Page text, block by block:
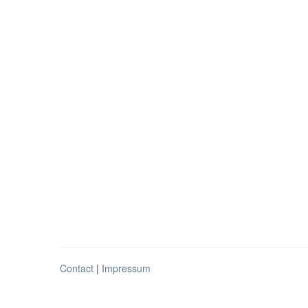
Contact | Impressum